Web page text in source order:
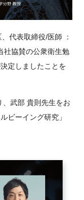
代表取締役/医師 ：
社協賛の公衆衛生勉
定しましたことを
、武部 貴則先生をお
ビーイング研究」